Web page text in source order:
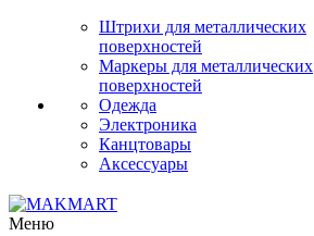
Штрихи для металлических
поверхностей
Маркеры для металлических
поверхностей
Одежда
Электроника
Канцтовары
Аксессуары
Меню